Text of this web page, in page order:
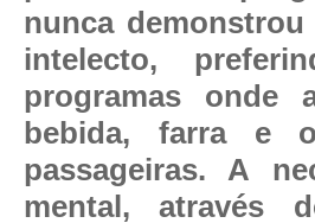
nunca
intelecto,
programas onde
bebida, farra e
passageiras. A
mental, através